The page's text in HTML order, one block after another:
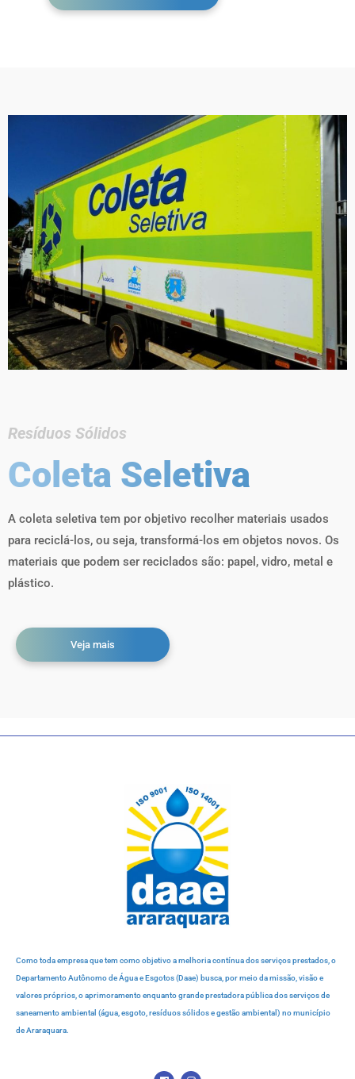
Resíduos Sólidos
Coleta Seletiva
A coleta seletiva tem por objetivo recolher materiais usados
para reciclá-los, ou seja, transformá-los em objetos novos. Os
materiais que podem ser reciclados são: papel, vidro, metal e
plástico.
Veja mais
Como toda empresa que tem como objetivo a melhoria contínua dos serviços prestados, o
Departamento Autônomo de Água e Esgotos (Daae) busca, por meio da missão, visão e
valores próprios, o aprimoramento enquanto grande prestadora pública dos serviços de
saneamento ambiental (água, esgoto, resíduos sólidos e gestão ambiental) no município
de Araraquara.